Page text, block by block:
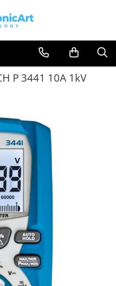
P 3441 10A 1kV